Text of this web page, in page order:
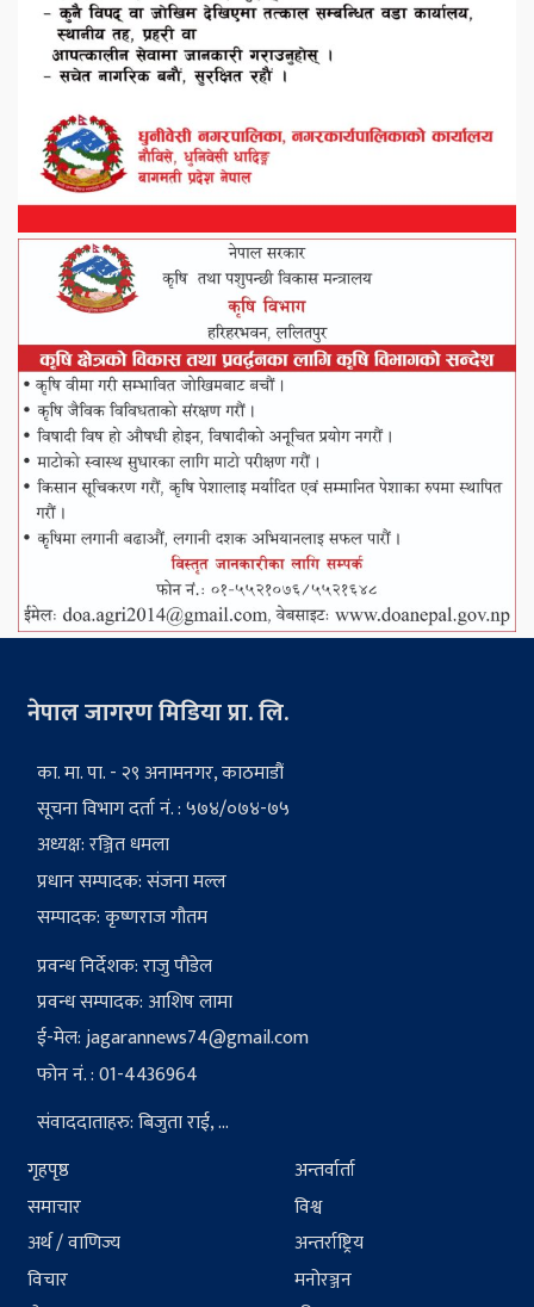
नेपाल जागरण मिडिया प्रा. लि.
का. मा. पा. - २९ अनामनगर, काठमाडौं
सूचना विभाग दर्ता नं. : ५७४/०७४-७५
अध्यक्ष: रञ्जित धमला
प्रधान सम्पादक: संजना मल्ल
सम्पादक: कृष्णराज गौतम
प्रवन्ध निर्देशक: राजु पौडेल
प्रवन्ध सम्पादक: आशिष लामा
ई-मेल:jagarannews74@gmail.com
फोन नं. : 01-4436964
संवाददाताहरु: बिजुता राई, ...
गृहपृष्ठ
समाचार
अर्थ / वाणिज्य
विचार
अन्तर्वार्ता
विश्व
अन्तर्राष्ट्रिय
मनोरञ्जन